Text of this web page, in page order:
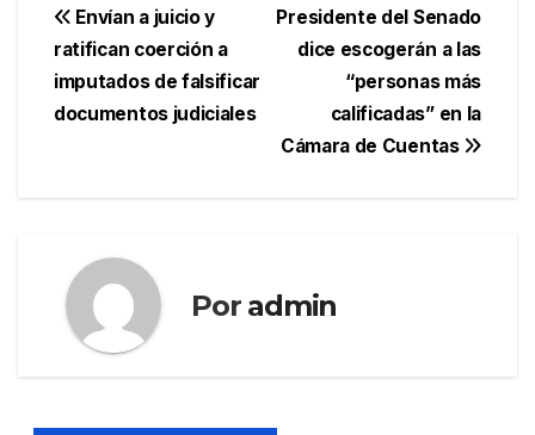
Navegación
de
entradas
Presidente del Senado
dice escogerán a las
“personas más
calificadas” en la
Cámara de Cuentas
Envían a juicio y
ratifican coerción a
imputados de falsificar
documentos judiciales
Por admin